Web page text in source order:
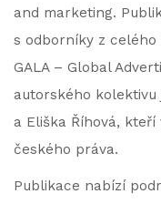
and marketing.
s odborníky z celého
GALA – Global
autorského kolektivu
a Eliška Říhová,
českého práva.
Publikace nabízí